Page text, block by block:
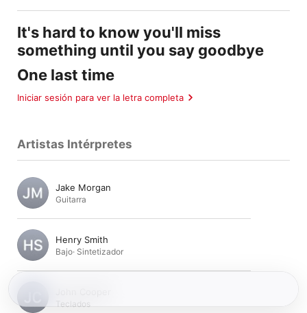
It's hard to know you'll miss
something until you say goodbye
One last time
Iniciar sesión para ver la letra completa
Artistas Intérpretes
Jake Morgan
Guitarra
Henry Smith
Bajo· Sintetizador
Teclados